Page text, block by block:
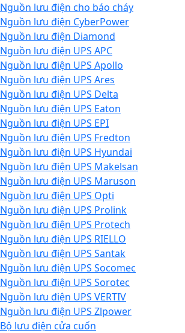
Nguồn lưu điện cho báo cháy
Nguồn lưu điện CyberPower
Nguồn lưu điện Diamond
Nguồn lưu điện UPS APC
Nguồn lưu điện UPS Apollo
Nguồn lưu điện UPS Ares
Nguồn lưu điện UPS Delta
Nguồn lưu điện UPS Eaton
Nguồn lưu điện UPS EPI
Nguồn lưu điện UPS Fredton
Nguồn lưu điện UPS Hyundai
Nguồn lưu điện UPS Makelsan
Nguồn lưu điện UPS Maruson
Nguồn lưu điện UPS Opti
Nguồn lưu điện UPS Prolink
Nguồn lưu điện UPS Protech
Nguồn lưu điện UPS RIELLO
Nguồn lưu điện UPS Santak
Nguồn lưu điện UPS Socomec
Nguồn lưu điện UPS Sorotec
Nguồn lưu điện UPS VERTIV
Nguồn lưu điện UPS Zlpower
Bộ lưu điện cửa cuốn